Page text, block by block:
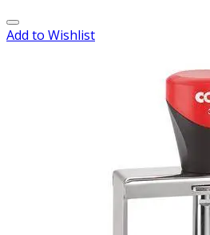
Add to Wishlist